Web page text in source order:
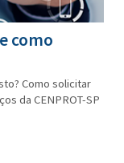
como
Como solicitar
da CENPROT-SP